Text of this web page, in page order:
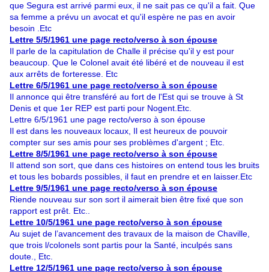
que Segura est arrivé parmi eux, il ne sait pas ce qu'il a fait. Que
sa femme a prévu un avocat et qu'il espère ne pas en avoir
besoin .Etc
Lettre 5/5/1961 une page recto/verso à son épouse
Il parle de la capitulation de Challe il précise qu'il y est pour
beaucoup. Que le Colonel avait été libéré et de nouveau il est
aux arrêts de forteresse. Etc
Lettre 6/5/1961 une page recto/verso à son épouse
Il annonce qui être transféré au fort de l'Est qui se trouve à St
Denis et que 1er REP est parti pour Nogent.Etc.
Lettre 6/5/1961 une page recto/verso à son épouse
Il est dans les nouveaux locaux, Il est heureux de pouvoir
compter sur ses amis pour ses problèmes d'argent ; Etc.
Lettre 8/5/1961 une page recto/verso à son épouse
Il attend son sort, que dans ces histoires on entend tous les bruits
et tous les bobards possibles, il faut en prendre et en laisser.Etc
Lettre 9/5/1961 une page recto/verso à son épouse
Riende nouveau sur son sort il aimerait bien être fixé que son
rapport est prêt. Etc..
Lettre 10/5/1961 une page recto/verso à son épouse
Au sujet de l’avancement des travaux de la maison de Chaville,
que trois l/colonels sont partis pour la Santé, inculpés sans
doute., Etc.
Lettre 12/5/1961 une page recto/verso à son épouse